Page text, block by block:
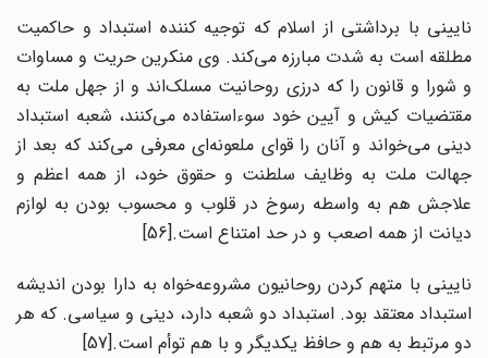
نایینی با برداشتی از اسلام که توجیه کننده استبداد و حاکمیت
مطلقه است به شدت مبارزه می‌کند. وی منکرین حریت و مساوات
و شورا و قانون را که درزی روحانیت مسلک‌اند و از جهل ملت به
مقتضیات کیش و آیین خود سوءاستفاده می‌کنند، شعبه استبداد
دینی می‌خواند و آنان را قوای ملعونه‌ای معرفی می‌کند که بعد از
جهالت ملت به وظایف سلطنت و حقوق خود، از همه اعظم و
علاجش هم به واسطه رسوخ در قلوب و محسوب بودن به لوازم
دیانت از همه اصعب و در حد امتناع است.[56]
نایینی با متهم کردن روحانیون مشروعه‌خواه به دارا بودن اندیشه
استبداد معتقد بود. استبداد دو شعبه دارد، دینی و سیاسی. که هر
دو مرتبط به هم و حافظ یکدیگر و با هم توأم است.[57]